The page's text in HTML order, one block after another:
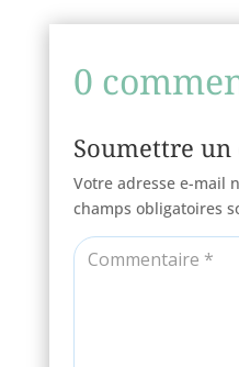
0
Soumettre
Votre adresse e-mail
champs obligatoires